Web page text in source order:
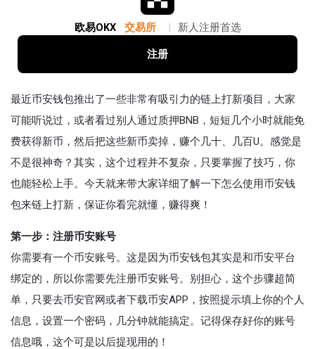
欧易OKX 交易所 新人注册首选
注册
最近币安钱包推出了一些非常有吸引力的链上打新项目，大家
可能听说过，或者看过别人通过质押BNB，短短几个小时就能免
费获得新币，然后把这些新币卖掉，赚个几十、几百U。感觉是
不是很神奇？其实，这个过程并不复杂，只要掌握了技巧，你
也能轻松上手。今天就来带大家详细了解一下怎么使用币安钱
包来链上打新，保证你看完就懂，赚得爽！
第一步：注册币安账号
你需要有一个币安账号。这是因为币安钱包其实是和币安平台
绑定的，所以你需要先注册币安账号。别担心，这个步骤超简
单，只要去币安官网或者下载币安APP，按照提示填上你的个人
信息，设置一个密码，几分钟就能搞定。记得保存好你的账号
信息哦，这个可是以后提现用的！